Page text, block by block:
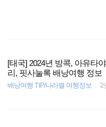
[태국] 2024년 방콕, 아유타
리, 핏사눌록 배낭여행 정보
배낭여행 TIP/나라별 여행정보 2
일본
필리핀